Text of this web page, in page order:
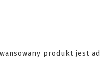
produkt jest